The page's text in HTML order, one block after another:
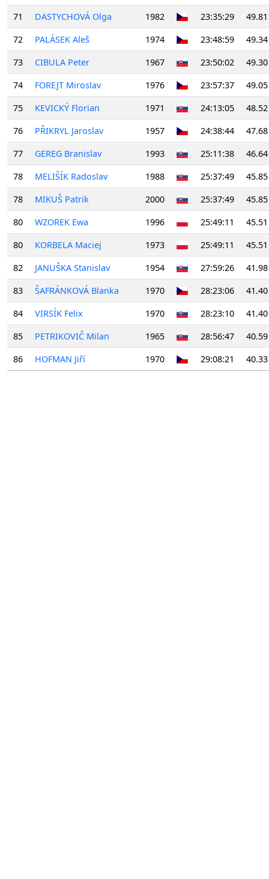
71
DASTYCHOVÁ Olga 1982 23:35:29
49.81
72
PALÁSEK Aleš 1974 23:48:59
49.34
73
CIBULA Peter 1967 23:50:02
49.30
74
FOREJT Miroslav 1976 23:57:37
49.05
75
KEVICKÝ Florian 1971 24:13:05
48.52
76
PŘIKRYL Jaroslav 1957 24:38:44
47.68
77
GEREG Branislav 1993 25:11:38
46.64
78
MELIŠÍK Radoslav 1988 25:37:49
45.85
78
MIKUŠ Patrik 2000 25:37:49
45.85
80
WZOREK Ewa 1996 25:49:11
45.51
80
KORBELA Maciej 1973 25:49:11
45.51
82
JANUŠKA Stanislav 1954 27:59:26
41.98
83
ŠAFRÁNKOVÁ Blanka 1970 28:23:06
41.40
84
VIRSÍK Felix 1970 28:23:10
41.40
85
PETRIKOVIČ Milan 1965 28:56:47
40.59
86
HOFMAN Jiří 1970 29:08:21 40.33